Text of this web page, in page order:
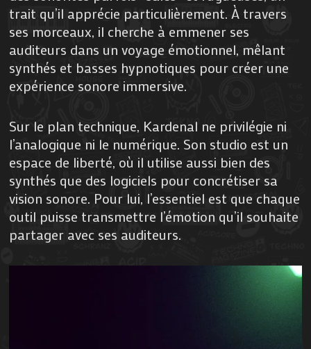
trait qu’il apprécie particulièrement. À travers
ses morceaux, il cherche à emmener ses
auditeurs dans un voyage émotionnel, mêlant
synthés et basses hypnotiques pour créer une
expérience sonore immersive.
Sur le plan technique, Kardenal ne privilégie ni
l’analogique ni le numérique. Son studio est un
espace de liberté, où il utilise aussi bien des
synthés que des logiciels pour concrétiser sa
vision sonore. Pour lui, l’essentiel est que chaque
outil puisse transmettre l’émotion qu’il souhaite
partager avec ses auditeurs.